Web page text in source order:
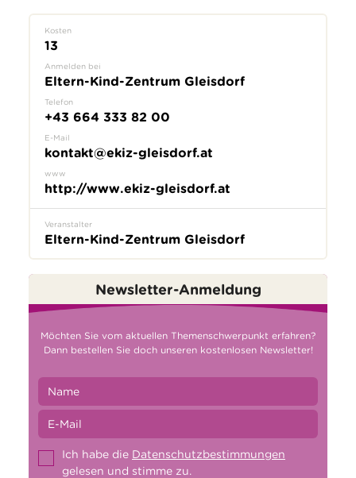
Kosten
13
Anmelden bei
Eltern-Kind-Zentrum Gleisdorf
Telefon
+43 664 333 82 00
E-Mail
kontakt@ekiz-gleisdorf.at
www
http://www.ekiz-gleisdorf.at
Veranstalter
Eltern-Kind-Zentrum Gleisdorf
Newsletter-Anmeldung
Möchten Sie vom aktuellen Themenschwerpunkt erfahren?
Dann bestellen Sie doch unseren kostenlosen Newsletter!
Ich habe die Datenschutzbestimmungen
gelesen und stimme zu.